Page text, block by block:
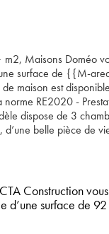
Maisons Doméo
surface de {{M-
maison est
RE2020 -
dispose de 3
belle pièce de
Construction
d’une surface de